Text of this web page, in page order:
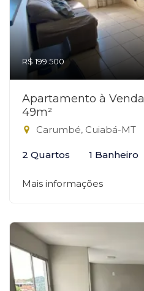
R$ 199.500
Apartamento à
49m²
Carumbé, Cuiabá-MT
2 Quartos 1 Banheiro
Mais informações